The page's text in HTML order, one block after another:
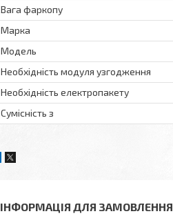
Вага фаркопу
Марка
Мoдель
Необхідність модуля узгодження
Необхідність електропакету
Сумісність з
ІНФОРМАЦІЯ ДЛЯ ЗАМОВЛЕННЯ